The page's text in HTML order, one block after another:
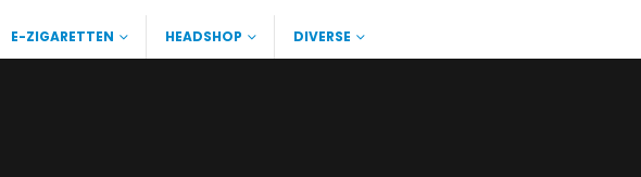
E-ZIGARETTEN HEADSHOP DIVERSE